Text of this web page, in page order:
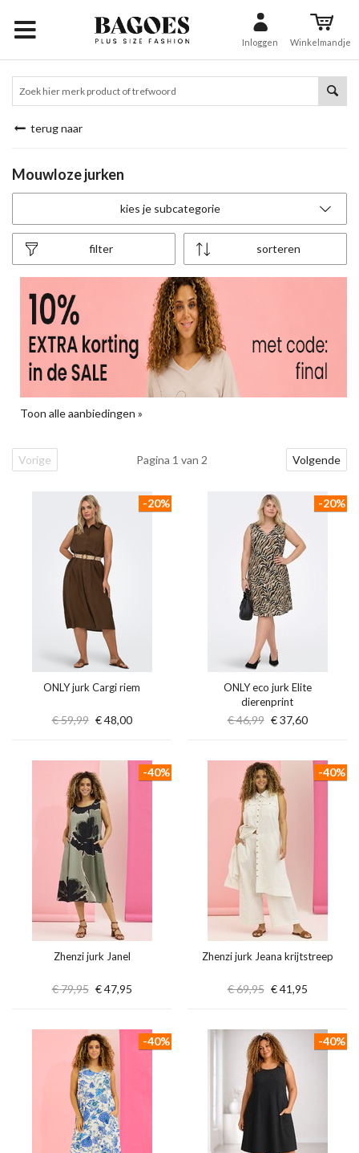
Inloggen Winkelmandje
terug naar
Mouwloze jurken
kies je subcategorie
sorteren
filter
Toon alle aanbiedingen »
Vorige Pagina 1 van 2 Volgende
ONLY jurk Cargi riem
€ 59,99 € 48,00
-20%
ONLY eco jurk Elite
dierenprint
€ 46,99 € 37,60
-20%
Zhenzi jurk Janel
€ 79,95 € 47,95
-40%
Zhenzi jurk Jeana krijtstreep
€ 69,95 € 41,95
-40%
-40% -40%